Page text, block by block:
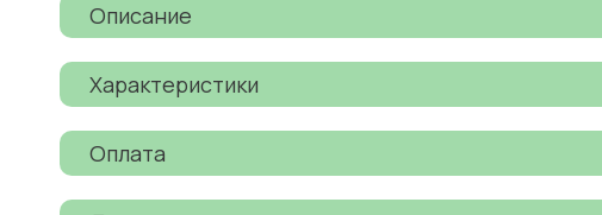
Описание
Характеристики
Оплата